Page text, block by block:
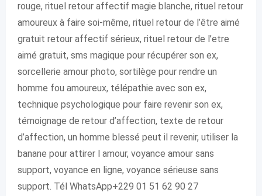
rouge, rituel retour affectif magie blanche, rituel retour
amoureux à faire soi-même, rituel retour de l’être aimé
gratuit retour affectif sérieux, rituel retour de l’etre
aimé gratuit, sms magique pour récupérer son ex,
sorcellerie amour photo, sortilège pour rendre un
homme fou amoureux, télépathie avec son ex,
technique psychologique pour faire revenir son ex,
témoignage de retour d’affection, texte de retour
d’affection, un homme blessé peut il revenir, utiliser la
banane pour attirer l amour, voyance amour sans
support, voyance en ligne, voyance sérieuse sans
support. Tél WhatsApp+229 01 51 62 90 27